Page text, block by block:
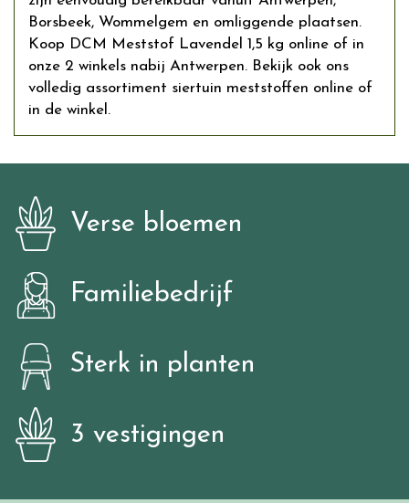
Borsbeek, Wommelgem en omliggende plaatsen.
Koop DCM Meststof Lavendel 1,5 kg online of in
onze 2 winkels nabij Antwerpen. Bekijk ook ons
volledig assortiment siertuin meststoffen online of
in de winkel.
Verse bloemen
Familiebedrijf
Sterk in planten
3 vestigingen